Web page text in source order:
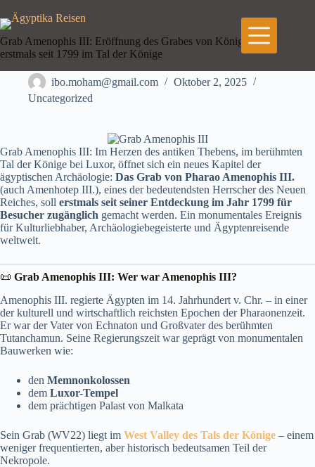
Inhalt
springen
Grab Amenophis III: Eröffnung des Grabes von König . –
erstmals seit 1799 im Tal der Könige
ibo.moham@gmail.com
Oktober 2, 2025
Uncategorized
Grab Amenophis III: Im Herzen des antiken Thebens, im berühmten
Tal der Könige bei Luxor, öffnet sich ein neues Kapitel der
ägyptischen Archäologie: Das Grab von Pharao Amenophis III.
(auch Amenhotep III.), eines der bedeutendsten Herrscher des Neuen
Reiches, soll erstmals seit seiner Entdeckung im Jahr 1799 für
Besucher zugänglich gemacht werden. Ein monumentales Ereignis
für Kulturliebhaber, Archäologiebegeisterte und Ägyptenreisende
weltweit.
📜 Grab Amenophis III: Wer war Amenophis III?
Amenophis III. regierte Ägypten im 14. Jahrhundert v. Chr. – in einer
der kulturell und wirtschaftlich reichsten Epochen der Pharaonenzeit.
Er war der Vater von Echnaton und Großvater des berühmten
Tutanchamun. Seine Regierungszeit war geprägt von monumentalen
Bauwerken wie:
den Memnonkolossen
dem Luxor-Tempel
dem prächtigen Palast von Malkata
Sein Grab (WV22) liegt im West Valley des Tals der Könige – einem
weniger frequentierten, aber historisch bedeutsamen Teil der
Nekropole.